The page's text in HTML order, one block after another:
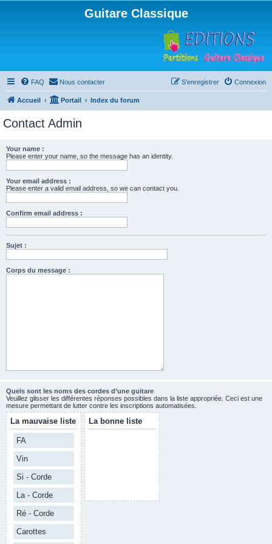
Guitare Classique
FAQ Nous contacter Connexion
S’enregistrer
Accueil Portail Index du forum
Contact Admin
Your name :
Please enter your name, so the message has an identity.
Your email address :
Please enter a valid email address, so we can contact you.
Confirm email address :
Sujet :
Corps du message :
Quels sont les noms des cordes d’une guitare
Veuillez glisser les différentes réponses possibles dans la liste appropriée. Ceci est une
mesure permettant de lutter contre les inscriptions automatisées.
La mauvaise liste
FA
Vin
Si - Corde
La - Corde
Ré - Corde
Carottes
La bonne liste